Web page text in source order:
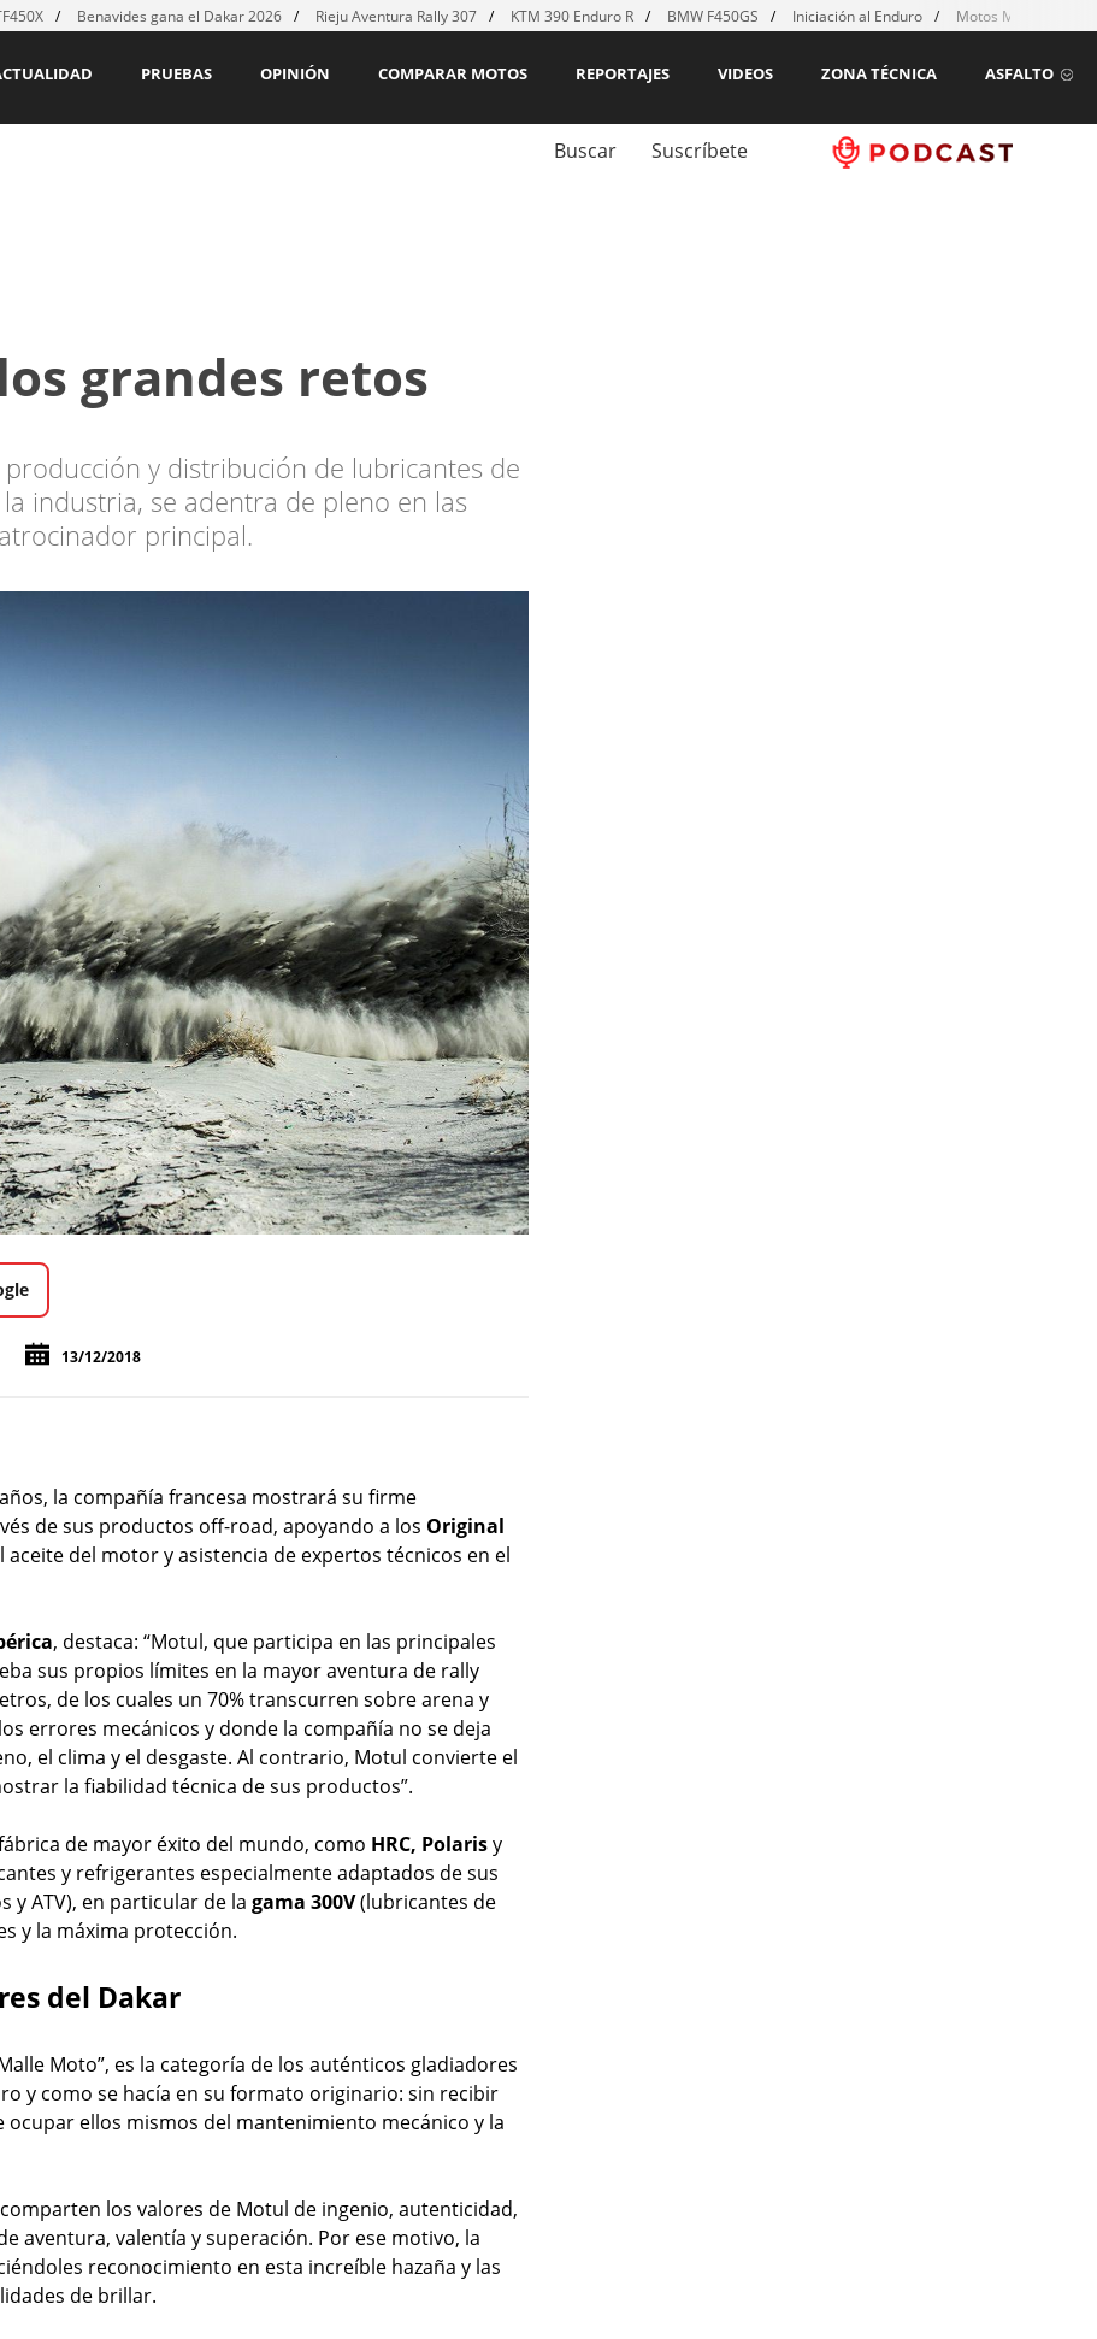
Benavides gana el Dakar 2026 Rieju Aventura Rally 307 KTM 390 Enduro R BMW F450GS Iniciación al Enduro Motos MX para
ASFALTO
ZONA TÉCNICA
VIDEOS
REPORTAJES
COMPARAR MOTOS
OPINIÓN
PRUEBAS
Buscar Suscríbete
grandes retos
y distribución de lubricantes de
industria, se adentra de pleno en las
principal.
13/12/2018
la compañía francesa mostrará su firme
de sus productos off-road, apoyando a los Original
del motor y asistencia de expertos técnicos en el
, destaca: “Motul, que participa en las principales
sus propios límites en la mayor aventura de rally
de los cuales un 70% transcurren sobre arena y
errores mecánicos y donde la compañía no se deja
el clima y el desgaste. Al contrario, Motul convierte el
la fiabilidad técnica de sus productos”.
de mayor éxito del mundo, como HRC, Polarisy
y refrigerantes especialmente adaptados de sus
y ATV), en particular de la gama 300V(lubricantes de
y la máxima protección.
del Dakar
Moto”, es la categoría de los auténticos gladiadores
y como se hacía en su formato originario: sin recibir
ellos mismos del mantenimiento mecánico y la
los valores de Motul de ingenio, autenticidad,
aventura, valentía y superación. Por ese motivo, la
reconocimiento en esta increíble hazaña y las
de brillar.